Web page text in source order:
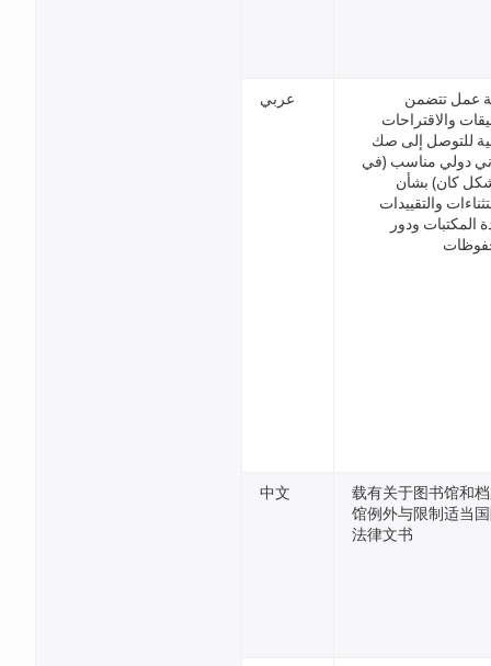
عربي
عمل تتضمن
والاقتراحات
للتوصل إلى صك
دولي مناسب (في
كان) بشأن
والتقييدات
المكتبات ودور
中文
载有关于图书馆和
馆例外与限制适当
法律文书